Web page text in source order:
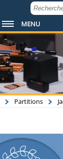
MENU
Partitions